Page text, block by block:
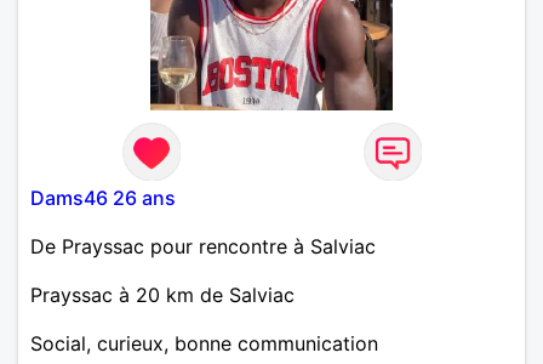
Dams46 26 ans
De Prayssac pour rencontre à Salviac
Prayssac à 20 km de Salviac
Social, curieux, bonne communication